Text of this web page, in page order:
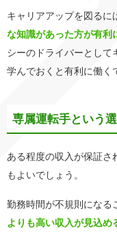
キャリアアップを図るに
な知識があった方が有利
シーのドライバーとして
学んでおくと有利に働く
専属運転手という
ある程度の収入が保証さ
もよいでしょう。
勤務時間が不規則になる
よりも高い収入が見込め